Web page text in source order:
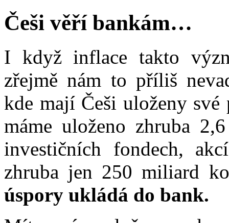
Češi věří bankám…
I když inflace takto
zřejmě nám to příliš
kde mají Češi uloženy
máme uloženo zhruba
investičních fondech,
zhruba jen 250 miliard
úspory ukládá do bank.